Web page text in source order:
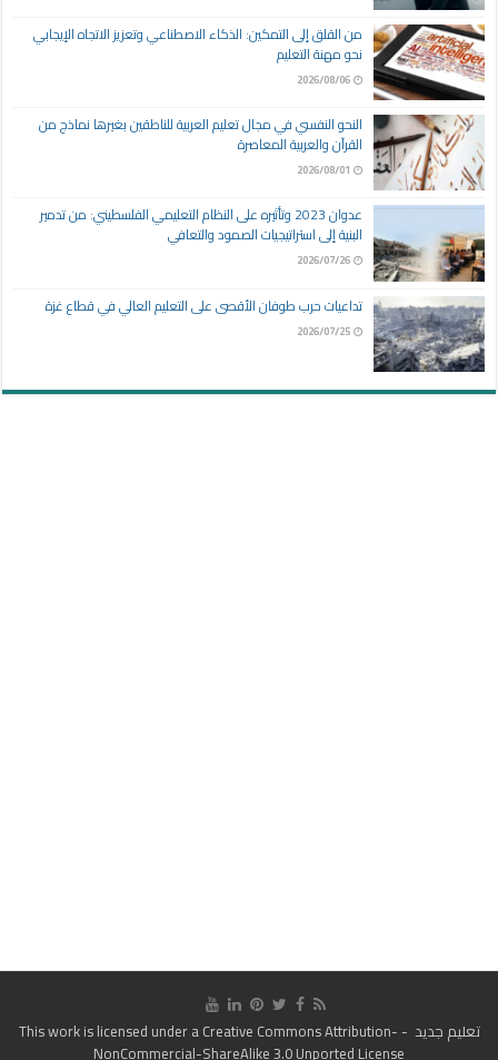
من القلق إلى التمكين: الذكاء الاصطناعي وتعزيز الاتجاه الإيجابي
نحو مهنة التعليم
2026/08/06
النحو النفسي في مجال تعليم العربية للناطقين بغيرها نماذج من
القرآن والعربية المعاصرة
2026/08/01
عدوان 2023 وتأثيره على النظام التعليمي الفلسطيني: من تدمير
البنية إلى استراتيجيات الصمود والتعافي
2026/07/26
تداعيات حرب طوفان الأقصى على التعليم العالي في قطاع غزة
2026/07/25
تعليم جديد - This work is licensed under a
Creative Commons Attribution-
NonCommercial-ShareAlike 3.0 Unported License